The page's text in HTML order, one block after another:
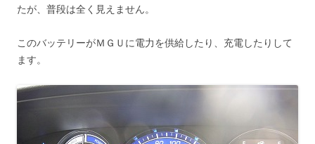
たが、普段は全く見えません。
このバッテリーがＭＧＵに電力を供給したり、充電したりして
ます。